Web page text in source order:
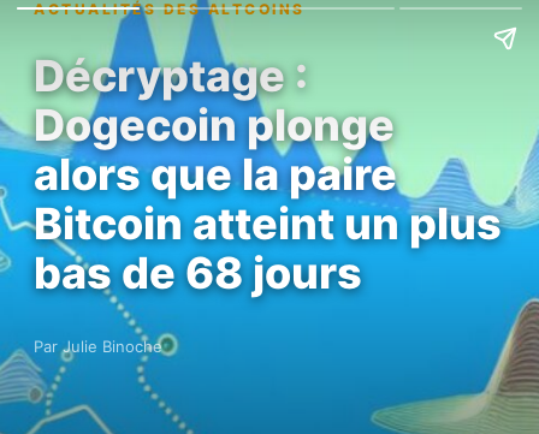
ACTUALITÉS DES ALTCOINS
Décryptage :
Dogecoin plonge
alors que la paire
Bitcoin atteint un plus
bas de 68 jours
Par Julie Binoche